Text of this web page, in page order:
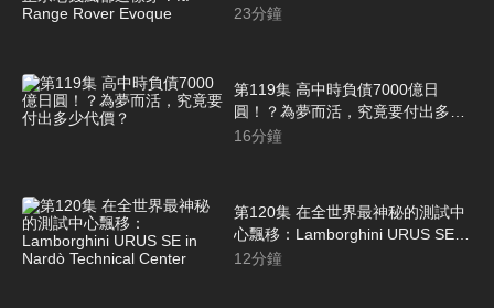
樣穿？ft. Range Rover Evoque
23分鐘
第119集 高中時負債7000億日
圓！？為夢而活，究竟要付出多少
代價？
16分鐘
第120集 在全世界最神秘的測試中
心飄移：Lamborghini URUS SE in
Nardò Technical Center
12分鐘